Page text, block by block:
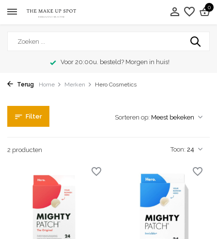
0
Voor 20:00u. besteld? Morgen in huis!
Terug Home Merken Hero Cosmetics
Filter
2 producten Toon:
Sorteren op: